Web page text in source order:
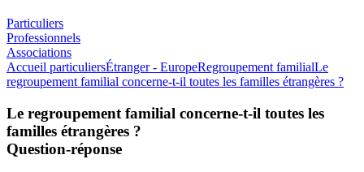
Particuliers
Professionnels
Associations
Accueil particuliersÉtranger - EuropeRegroupement familialLe
regroupement familial concerne-t-il toutes les familles étrangères ?
Le regroupement familial concerne-t-il toutes les
familles étrangères ?
Question-réponse